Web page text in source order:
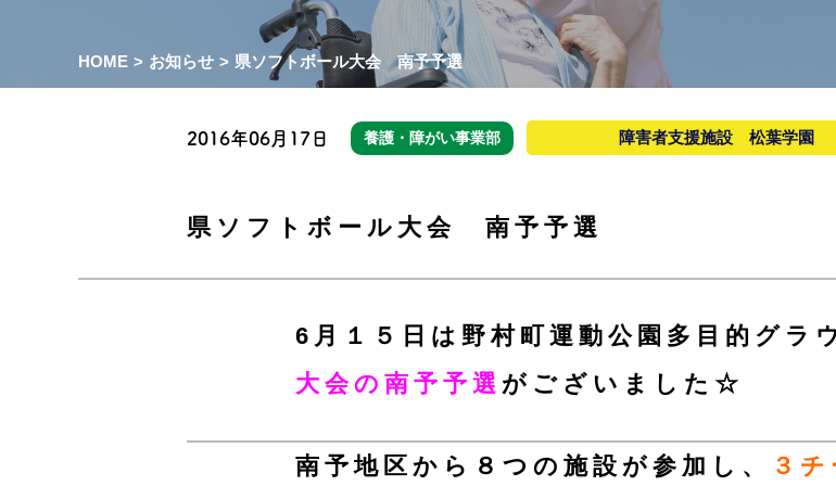
HOME > お知らせ > 県ソフトボール大会 南予予選
2016年06月17日 養護・障がい事業部 障害者支援施設 松葉学園
県ソフトボール大会 南予予選
6月１５日は野村町運動公園多目的グラ
大会の南予予選 がございました☆
南予地区から８つの施設が参加し、 ３チ